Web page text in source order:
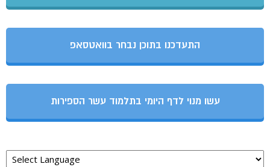
התעדכנו בתוכן נבחר בוואטסאפ
עשו מנוי לדף היומי בתלמוד עשר הספירות